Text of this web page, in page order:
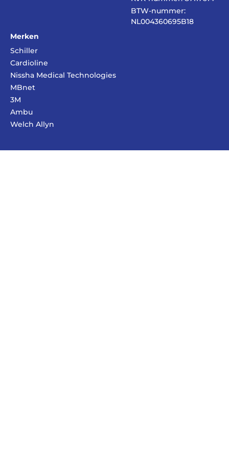
BTW-nummer:
NL004360695B18
Merken
Schiller
Cardioline
Nissha Medical Technologies
MBnet
3M
Ambu
Welch Allyn